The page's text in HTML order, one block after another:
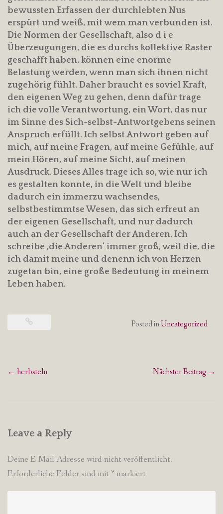
bewussten Erfassen der durchlebten Nus
erspürt und weiß, mit wem man verbunden ist.
Die Normen der Gesellschaft, also d i e
Überzeugungen, die es durchs kollektive Raster
geschafft haben, können eine enorme
Belastung werden, wenn man sich ihnen nicht
zugehörig fühlt. Daher braucht es soviel Kraft,
den eigenen Weg zu gehen, denn dafür trage
ich die volle Verantwortung, ein Wort, das nur
im Sinne des Sich-selbst-Antwortgebens seinen
Anspruch erfüllt. Ich selbst Antwort geben auf
mich, auf meine Fragen, auf meine Gefühle, auf
mein Hören, auf meine Sicht, auf meinen
Ausdruck. Dieses Alles trage ich so, wie nur ich
es gestalten konnte, in die Welt und bleibe
dadurch ein immerzu wachsendes,
selbstbestimmtse Wesen, das sich erfreut an
der eigenen Gesellschaft, und nur dadurch
auch an der Gesellschaft der Anderen. Ich
schreibe ‚die Anderen‘ immer groß, weil die, die
ich damit meine und denenn ich von Herzen
zugetan bin, eine große Bedeutung in meinem
Leben haben.
Posted inUncategorized
Post
← herbsteln Nächster Beitrag →
Leave a Reply
Deine E-Mail-Adresse wird nicht veröffentlicht.
Erforderliche Felder sind mit * markiert